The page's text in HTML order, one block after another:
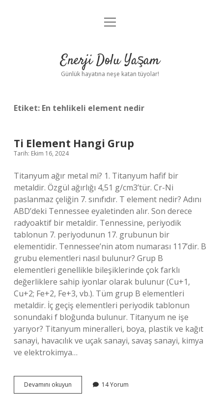
Anasayfa
Yasal Uyarı
menüyü
Enerji Dolu Yaşam
Günlük hayatına neşe katan tüyolar!
Etiket: En tehlikeli element nedir
Ti Element Hangi Grup
Tarih: Ekim 16, 2024
Titanyum ağır metal mi? 1. Titanyum hafif bir
metaldir. Özgül ağırlığı 4,51 g/cm3’tür. Cr-Ni
paslanmaz çeliğin 7. sınıfıdır. T element nedir? Adını
ABD’deki Tennessee eyaletinden alır. Son derece
radyoaktif bir metaldir. Tennessine, periyodik
tablonun 7. periyodunun 17. grubunun bir
elementidir. Tennessee’nin atom numarası 117’dir. B
grubu elementleri nasıl bulunur? Grup B
elementleri genellikle bileşiklerinde çok farklı
değerliklere sahip iyonlar olarak bulunur (Cu+1,
Cu+2; Fe+2, Fe+3, vb.). Tüm grup B elementleri
metaldir. İç geçiş elementleri periyodik tablonun
sonundaki f bloğunda bulunur. Titanyum ne işe
yarıyor? Titanyum mineralleri, boya, plastik ve kağıt
sanayi, havacılık ve uçak sanayi, savaş sanayi, kimya
ve elektrokimya…
Devamını okuyun
Element
14 Yorum